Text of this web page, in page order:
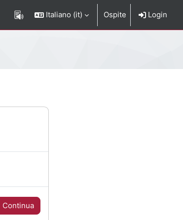
Italiano ‎(it)‎ Ospite Login
Continua